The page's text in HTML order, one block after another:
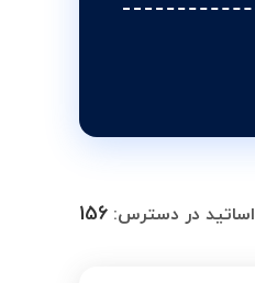
اساتید در دسترس: 156